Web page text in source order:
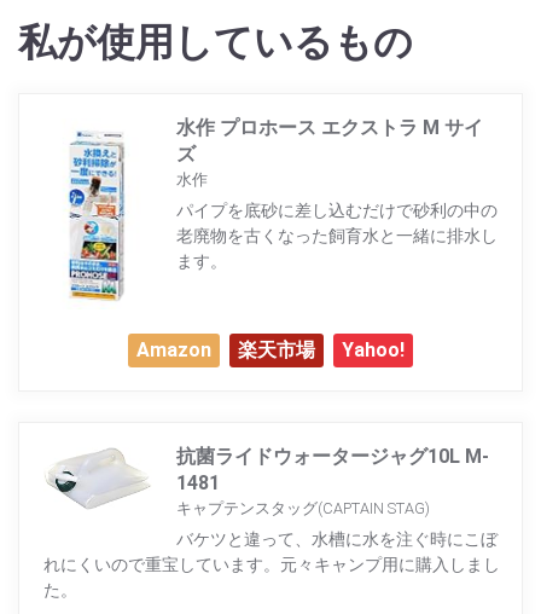
私が使用しているもの
水作 プロホース エクストラ M サイ
ズ
水作
パイプを底砂に差し込むだけで砂利の中の
老廃物を古くなった飼育水と一緒に排水し
ます。
Amazon 楽天市場 Yahoo!
抗菌ライドウォータージャグ10L M-
1481
キャプテンスタッグ(CAPTAIN STAG)
バケツと違って、水槽に水を注ぐ時にこぼ
れにくいので重宝しています。元々キャンプ用に購入しまし
た。